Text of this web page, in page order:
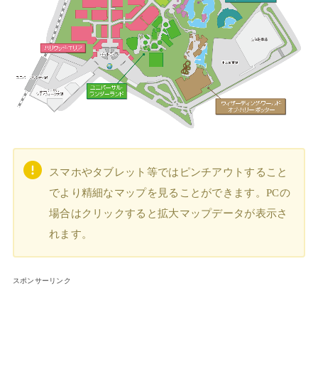
スマホやタブレット等ではピンチアウトすること
でより精細なマップを見ることができます。PCの
場合はクリックすると拡大マップデータが表示さ
れます。
スポンサーリンク